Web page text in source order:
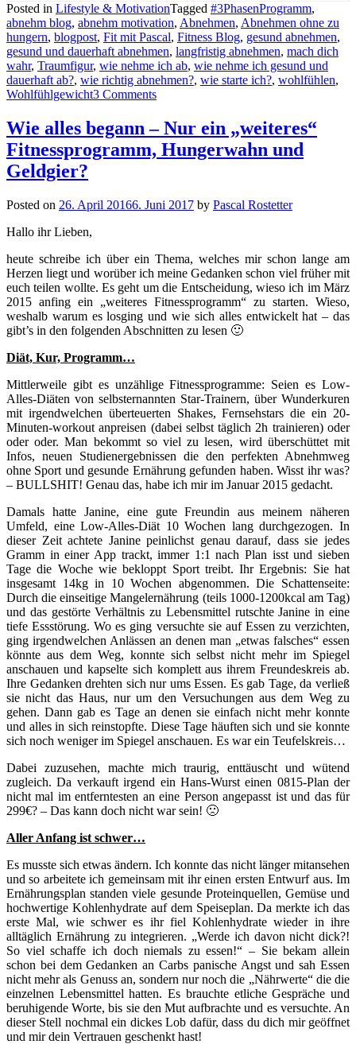
Posted in Lifestyle & MotivationTagged #3PhasenProgramm,
abnehm blog, abnehm motivation, Abnehmen, Abnehmen ohne zu
hungern, blogpost, Fit mit Pascal, Fitness Blog, gesund abnehmen,
gesund und dauerhaft abnehmen, langfristig abnehmen, mach dich
wahr, Traumfigur, wie nehme ich ab, wie nehme ich gesund und
dauerhaft ab?, wie richtig abnehmen?, wie starte ich?, wohlfühlen,
Wohlfühlgewicht3 Comments
Wie alles begann – Nur ein „weiteres“
Fitnessprogramm, Hungerwahn und
Geldgier?
Posted on 26. April 20166. Juni 2017 by Pascal Rostetter
Hallo ihr Lieben,
heute schreibe ich über ein Thema, welches mir schon lange am
Herzen liegt und worüber ich meine Gedanken schon viel früher mit
euch teilen wollte. Es geht um die Entscheidung, wieso ich im März
2015 anfing ein „weiteres Fitnessprogramm“ zu starten. Wieso,
weshalb warum es losging und wie sich alles entwickelt hat – das
gibt’s in den folgenden Abschnitten zu lesen 🙂
Diät, Kur, Programm…
Mittlerweile gibt es unzählige Fitnessprogramme: Seien es Low-
Alles-Diäten von selbsternannten Star-Trainern, über Wunderkuren
mit irgendwelchen überteuerten Shakes, Fernsehstars die ein 20-
Minuten-workout anpreisen (dabei selbst täglich 2h trainieren) oder
oder oder. Man bekommt so viel zu lesen, wird überschüttet mit
Infos, neuen Studienergebnissen die den perfekten Abnehmweg
ohne Sport und gesunde Ernährung gefunden haben. Wisst ihr was?
– BULLSHIT! Genau das, habe ich mir im Januar 2015 gedacht.
Damals hatte Janine, eine gute Freundin aus meinem näheren
Umfeld, eine Low-Alles-Diät 10 Wochen lang durchgezogen. In
dieser Zeit achtete Janine peinlichst genau darauf, dass sie jedes
Gramm in einer App trackt, immer 1:1 nach Plan isst und sieben
Tage die Woche wie bekloppt Sport treibt. Ihr Ergebnis: Sie hat
insgesamt 14kg in 10 Wochen abgenommen. Die Schattenseite:
Durch die einseitige Mangelernährung (teils 1000-1200kcal am Tag)
und das gestörte Verhältnis zu Lebensmittel rutschte Janine in eine
tiefe Essstörung. Wo es ging versuchte sie auf Essen zu verzichten,
ging irgendwelchen Anlässen an denen man „etwas falsches“ essen
könnte aus dem Weg, konnte sich selbst nicht mehr im Spiegel
anschauen und kapselte sich komplett aus ihrem Freundeskreis ab.
Ihre Gedanken drehten sich nur ums Essen. Es gab Tage, da verließ
sie nicht das Haus, nur um den Versuchungen aus dem Weg zu
gehen. Dann gab es Tage an denen sie einfach nicht mehr konnte
und alles in sich reinstopfte. Diese Tage häuften sich und sie konnte
sich noch weniger im Spiegel anschauen. Es war ein Teufelskreis…
Dabei zuzusehen, machte mich traurig, enttäuscht und wütend
zugleich. Da verkauft irgend ein Hans-Wurst einen 0815-Plan der
nicht mal im entferntesten an eine Person angepasst ist und das für
299€? – Das kann doch nicht war sein! 🙁
Aller Anfang ist schwer…
Es musste sich etwas ändern. Ich konnte das nicht länger mitansehen
und so arbeitete ich gemeinsam mit ihr einen ersten Entwurf aus. Im
Ernährungsplan standen viele gesunde Proteinquellen, Gemüse und
hochwertige Kohlenhydrate auf dem Speiseplan. Da merkte ich das
erste Mal, wie schwer es ihr fiel Kohlenhydrate wieder in ihre
alltäglich Ernährung zu integrieren. „Werde ich davon nicht dick?!
So viel schaffe ich doch niemals zu essen!“ – Sie bekam allein
schon bei dem Gedanken an Carbs panische Angst und sah Essen
nicht mehr als Genuss an, sondern nur noch die „Nährwerte“ die die
einzelnen Lebensmittel hatten. Es brauchte etliche Gespräche und
beruhigende Worte, bis sie den Mut aufbrachte und es versuchte. An
dieser Stell nochmal ein dickes Lob dafür, dass du dich mir geöffnet
und mir dein Vertrauen geschenkt hast!